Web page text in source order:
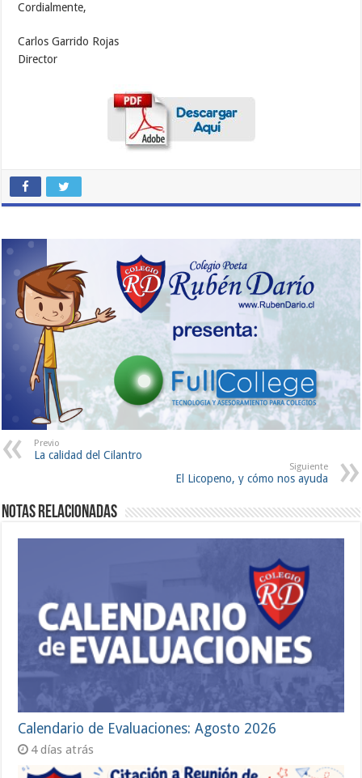
Cordialmente,
Carlos Garrido Rojas
Director
Previo
La calidad del Cilantro
Siguiente
El Licopeno, y cómo nos ayuda
Notas Relacionadas
Calendario de Evaluaciones: Agosto 2026
4 días atrás